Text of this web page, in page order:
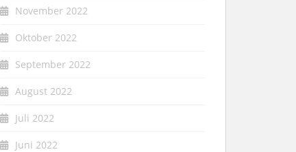
November 2022
Oktober 2022
September 2022
August 2022
Juli 2022
Juni 2022